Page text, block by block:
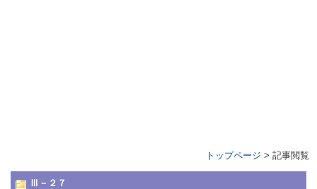
トップページ > 記事閲覧
Ⅲ－２７